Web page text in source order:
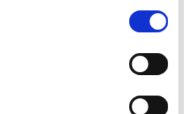
y dinero.
existiendo. La burguesía
la lengua (la cultura), blindar el
el único objetivo común